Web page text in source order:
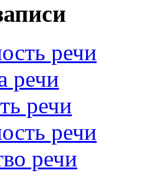
речи
речи
речи
речи
речи